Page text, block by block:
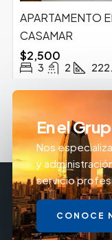
APARTAMENTO
CASAMAR
$2,500
3 2
En el
Nos
y
servicio
CONOCE